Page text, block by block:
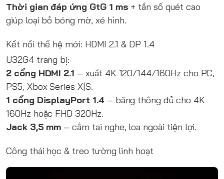
Thời gian đáp ứng GtG 1 ms + tần số quét cao
giúp loại bỏ bóng mờ, xé hình.
Kết nối thế hệ mới: HDMI 2.1 & DP 1.4
U32G4 trang bị:
2 cổng HDMI 2.1 – xuất 4K 120/144/160Hz cho PC,
PS5, Xbox Series X|S.
1 cổng DisplayPort 1.4 – băng thông đủ cho 4K
160Hz hoặc FHD 320Hz.
Jack 3,5 mm – cắm tai nghe, loa ngoài tiện lợi.
Công thái học & treo tường linh hoạt